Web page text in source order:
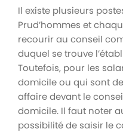
Il existe plusieurs
Prud’hommes et
recourir au conseil
duquel se trouve
Toutefois, pour les
domicile ou qui sont
affaire devant le
domicile. Il faut noter
possibilité de saisir le